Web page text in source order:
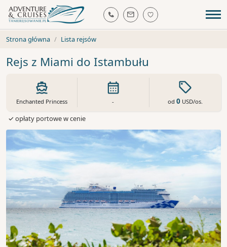
Strona główna Lista rejsów
Rejs z Miami do Istambułu
Enchanted Princess - od 0USD/os.
✓ opłaty portowe w cenie